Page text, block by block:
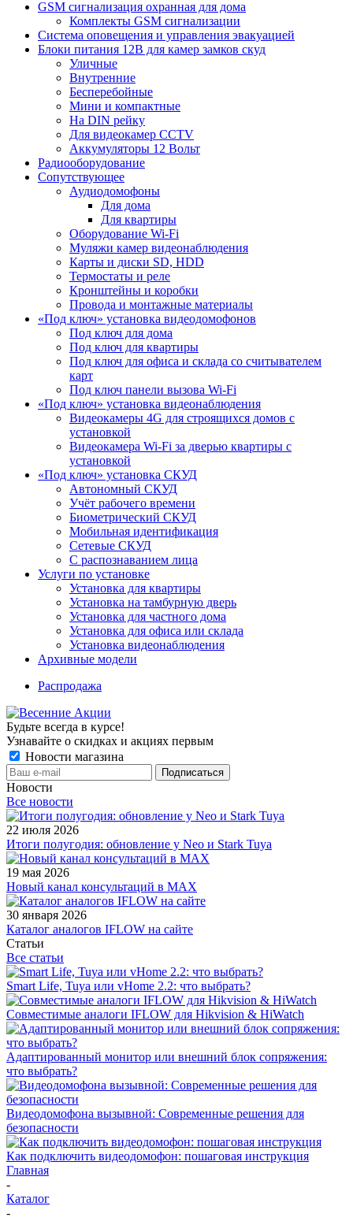
GSM сигнализация охранная для дома
Комплекты GSM сигнализации
Cистема оповещения и управления эвакуацией
Блоки питания 12В для камер замков скуд
Уличные
Внутренние
Бесперебойные
Мини и компактные
На DIN рейку
Для видеокамер CCTV
Аккумуляторы 12 Вольт
Радиооборудование
Сопутствующее
Аудиодомофоны
Для дома
Для квартиры
Оборудование Wi-Fi
Муляжи камер видеонаблюдения
Карты и диски SD, HDD
Термостаты и реле
Кронштейны и коробки
Провода и монтажные материалы
«Под ключ» установка видеодомофонов
Под ключ для дома
Под ключ для квартиры
Под ключ для офиса и склада со считывателем
карт
Под ключ панели вызова Wi-Fi
«Под ключ» установка видеонаблюдения
Видеокамеры 4G для строящихся домов с
установкой
Видеокамера Wi-Fi за дверью квартиры с
установкой
«Под ключ» установка СКУД
Автономный СКУД
Учёт рабочего времени
Биометрический СКУД
Мобильная идентификация
Сетевые СКУД
С распознаванием лица
Услуги по установке
Установка для квартиры
Установка на тамбурную дверь
Установка для частного дома
Установка для офиса или склада
Установка видеонаблюдения
Архивные модели
Распродажа
Будьте всегда в курсе!
Узнавайте о скидках и акциях первым
Новости магазина
Новости
Все новости
22 июля 2026
Итоги полугодия: обновление у Neo и Stark Tuya
19 мая 2026
Новый канал консультаций в MAX
30 января 2026
Каталог аналогов IFLOW на сайте
Статьи
Все статьи
Smart Life, Tuya или vHome 2.2: что выбрать?
Совместимые аналоги IFLOW для Hikvision & HiWatch
Адаптированный монитор или внешний блок сопряжения:
что выбрать?
Видеодомофона вызывной: Современные решения для
безопасности
Как подключить видеодомофон: пошаговая инструкция
Главная
-
Каталог
-